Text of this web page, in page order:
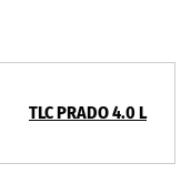
TLC PRADO 4.0 L